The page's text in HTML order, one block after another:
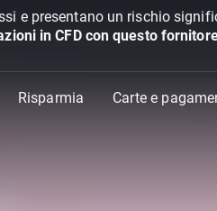
e presentano un rischio
in CFD con questo
Risparmia Carte e